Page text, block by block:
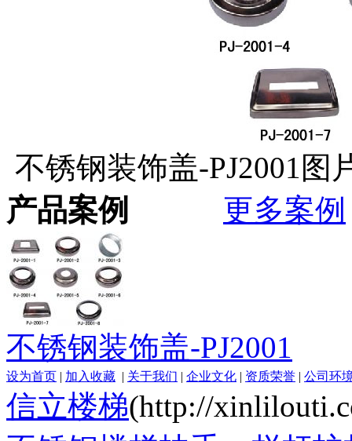
不锈钢装饰盖-PJ2001
产品案例
更多案例
不锈钢装饰盖-PJ2001
设为首页 | 加入收藏 | 关于我们 | 企业文化 | 资质荣誉 | 公司环
信立楼梯(http://